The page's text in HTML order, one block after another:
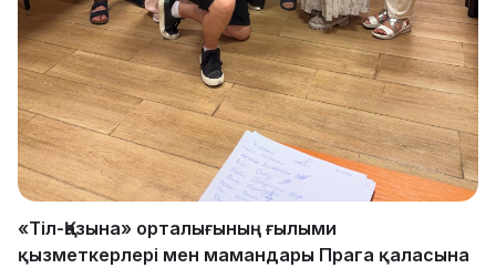
«Тіл-Қазына» орталығының ғылыми
қызметкерлері мен мамандары Прага қаласына